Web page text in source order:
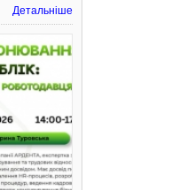
Детальніше